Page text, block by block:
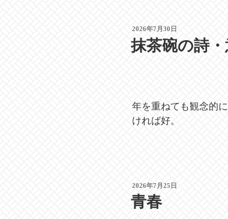
投
稿
日:
2026年7月30日
抹茶碗の詩
年を重ねても観念的
ければ好。
投
稿
日:
2026年7月25日
青春